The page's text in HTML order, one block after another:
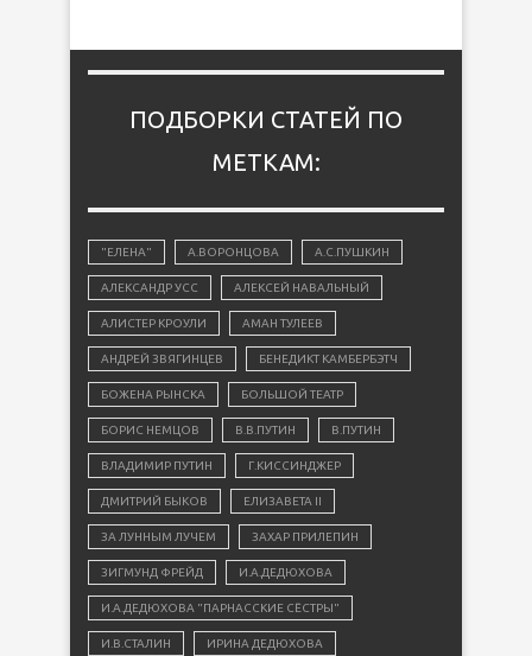
ПОДБОРКИ СТАТЕЙ ПО
МЕТКАМ:
"ЕЛЕНА" А.ВОРОНЦОВА А.С.ПУШКИН
АЛЕКСАНДР УСС АЛЕКСЕЙ НАВАЛЬНЫЙ
АЛИСТЕР КРОУЛИ АМАН ТУЛЕЕВ
АНДРЕЙ ЗВЯГИНЦЕВ БЕНЕДИКТ КАМБЕРБЭТЧ
БОЖЕНА РЫНСКА БОЛЬШОЙ ТЕАТР
БОРИС НЕМЦОВ В.В.ПУТИН В.ПУТИН
ВЛАДИМИР ПУТИН Г.КИССИНДЖЕР
ДМИТРИЙ БЫКОВ ЕЛИЗАВЕТА II
ЗА ЛУННЫМ ЛУЧЕМ ЗАХАР ПРИЛЕПИН
ЗИГМУНД ФРЕЙД И.А.ДЕДЮХОВА
И.А.ДЕДЮХОВА "ПАРНАССКИЕ СЁСТРЫ"
И.В.СТАЛИН ИРИНА ДЕДЮХОВА